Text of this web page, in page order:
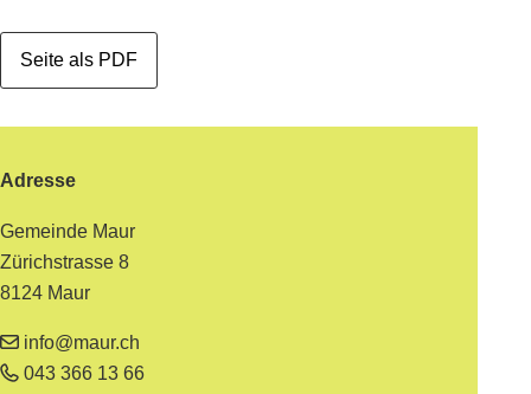
Seite als PDF
Adresse
Gemeinde Maur
Zürichstrasse 8
8124 Maur
info@maur.ch
043 366 13 66